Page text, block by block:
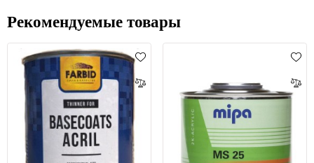
готовы выделиться из толпы!
Рекомендуемые товары